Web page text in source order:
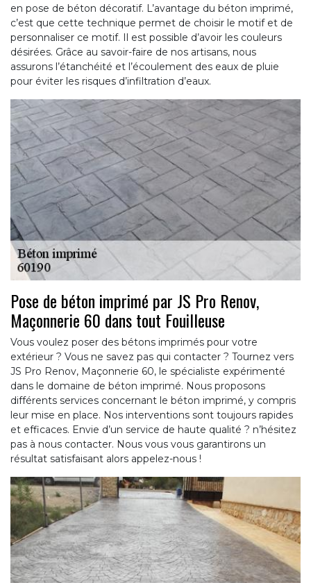
en pose de béton décoratif. L’avantage du béton imprimé,
c’est que cette technique permet de choisir le motif et de
personnaliser ce motif. Il est possible d’avoir les couleurs
désirées. Grâce au savoir-faire de nos artisans, nous
assurons l’étanchéité et l’écoulement des eaux de pluie
pour éviter les risques d’infiltration d’eaux.
Pose de béton imprimé par JS Pro Renov,
Maçonnerie 60 dans tout Fouilleuse
Vous voulez poser des bétons imprimés pour votre
extérieur ? Vous ne savez pas qui contacter ? Tournez vers
JS Pro Renov, Maçonnerie 60, le spécialiste expérimenté
dans le domaine de béton imprimé. Nous proposons
différents services concernant le béton imprimé, y compris
leur mise en place. Nos interventions sont toujours rapides
et efficaces. Envie d’un service de haute qualité ? n’hésitez
pas à nous contacter. Nous vous vous garantirons un
résultat satisfaisant alors appelez-nous !